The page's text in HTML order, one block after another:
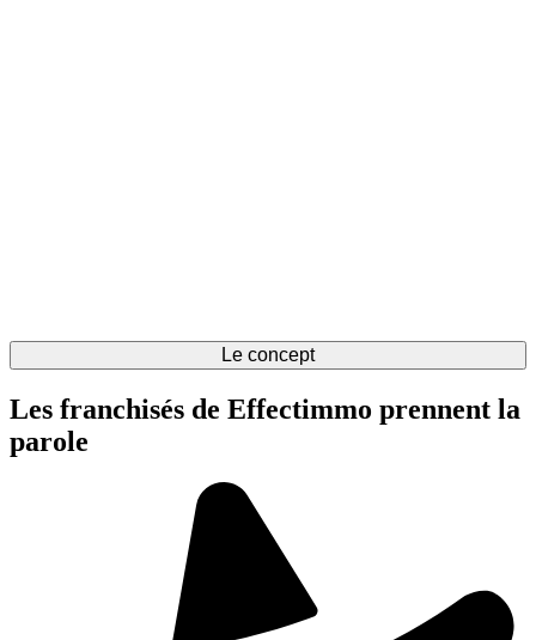
Le concept
Les franchisés de Effectimmo prennent la
parole